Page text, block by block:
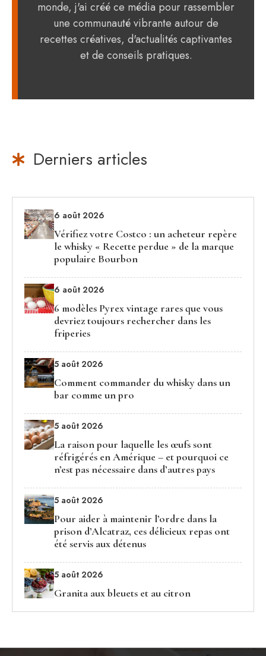
monde, j'ai créé ce média pour rassembler
une communauté vibrante autour de
recettes créatives, d'actualités captivantes
et de conseils pratiques.
Derniers articles
6 août 2026
Vérifiez votre Costco : un acheteur repère
le whisky « Recette perdue » de la marque
populaire Bourbon
6 août 2026
6 modèles Pyrex vintage rares que vous
devriez toujours rechercher dans les
friperies
5 août 2026
Comment commander du whisky dans un
bar comme un pro
5 août 2026
La raison pour laquelle les œufs sont
réfrigérés en Amérique – et pourquoi ce
n’est pas nécessaire dans d’autres pays
5 août 2026
Pour aider à maintenir l’ordre dans la
prison d’Alcatraz, ces délicieux repas ont
été servis aux détenus
5 août 2026
Granita aux bleuets et au citron